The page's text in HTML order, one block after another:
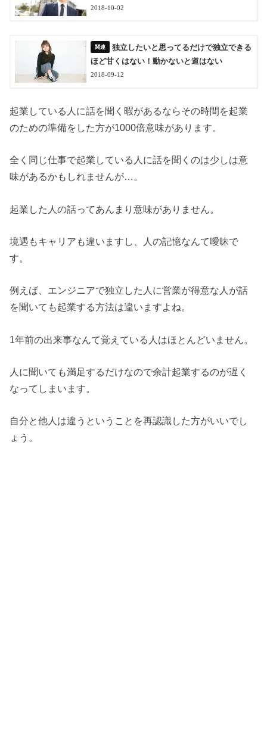
2018-10-02
独立したいと思ってるだけで独立できる
ほど甘くはない！動かないと道はない
2018-09-12
起業している人に話を聞く暇があるならその時間を起業
のための準備をした方が1000倍意味があります。
全く同じ仕事で起業している人に話を聞くのは少しは意
味があるかもしれませんが…。
起業した人の話ってあんまり意味がありません。
境遇もキャリアも違いますし、人の記憶なんて曖昧で
す。
例えば、エンジニアで独立した人に営業が得意な人が話
を聞いても起業する方法は違いますよね。
1年前の出来事なんて覚えている人はほとんどいません。
人に聞いても満足するだけなので余計起業するのが遅く
なってしまいます。
自分と他人は違うということを再認識した方がいいでし
ょう。